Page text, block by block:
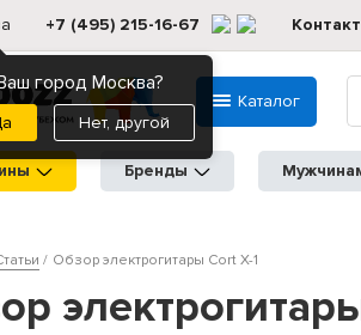
город Москва?
Нет, другой
+7 (495) 215-16-67
Каталог
Бренды
Обзор электрогитары Cort X-1